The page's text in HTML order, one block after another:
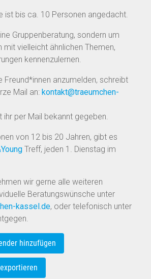
ist bis ca. 10 Personen angedacht.
Gruppenberatung, sondern um
mit vielleicht ähnlichen Themen,
kennenzulernen.
Freund*innen anzumelden, schreibt
Mail an: kontakt@traeumchen-
ihr per Mail bekannt gegeben.
von 12 bis 20 Jahren, gibt es
Treff, jeden 1. Dienstag im
wir gerne alle weiteren
Beratungswünsche unter
kassel.de, oder telefonisch unter
hinzufügen